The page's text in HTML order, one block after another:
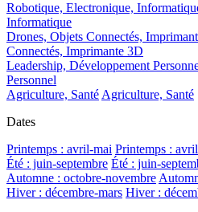
Robotique, Electronique,
Informatique
Drones, Objets Connectés,
Connectés, Imprimante 3D
Leadership, Développement
Personnel
Agriculture, SantéAgriculture, Santé
Dates
Printemps : avril-mai Printemps :
Été : juin-septembre Été : juin-
Automne : octobre-novembre
Hiver : décembre-mars Hiver :